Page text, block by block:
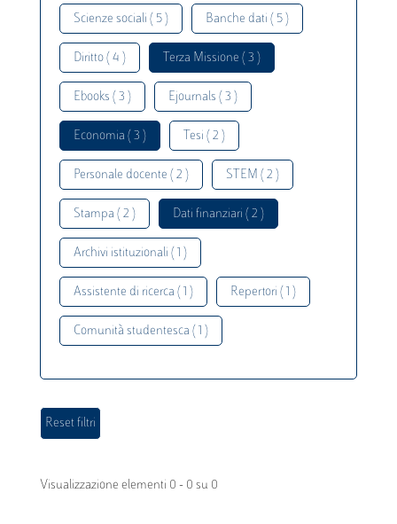
Scienze sociali ( 5 ) Banche dati ( 5 )
Diritto ( 4 ) Terza Missione ( 3 )
Ebooks ( 3 ) Ejournals ( 3 )
Economia ( 3 ) Tesi ( 2 )
Personale docente ( 2 ) STEM ( 2 )
Stampa ( 2 ) Dati finanziari ( 2 )
Archivi istituzionali ( 1 )
Assistente di ricerca ( 1 ) Repertori ( 1 )
Comunità studentesca ( 1 )
Visualizzazione elementi 0 - 0 su 0